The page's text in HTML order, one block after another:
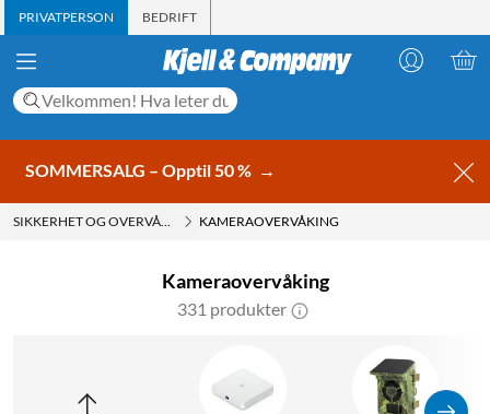
PRIVATPERSON BEDRIFT
SOMMERSALG – Opptil 50 % →
SIKKERHET OG OVERVÅKING KAMERAOVERVÅKING
Kameraovervåking
331 produkter